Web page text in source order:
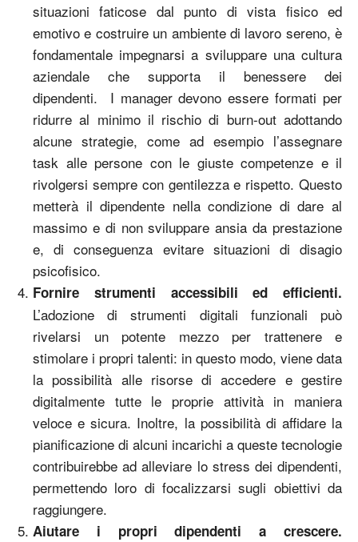
situazioni faticose dal punto di vista fisico ed
emotivo e costruire un ambiente di lavoro sereno, è
fondamentale impegnarsi a sviluppare una cultura
aziendale che supporta il benessere dei
dipendenti. I manager devono essere formati per
ridurre al minimo il rischio di burn-out adottando
alcune strategie, come ad esempio l’assegnare
task alle persone con le giuste competenze e il
rivolgersi sempre con gentilezza e rispetto. Questo
metterà il dipendente nella condizione di dare al
massimo e di non sviluppare ansia da prestazione
e, di conseguenza evitare situazioni di disagio
psicofisico.
Fornire strumenti accessibili ed efficienti.
L’adozione di strumenti digitali funzionali può
rivelarsi un potente mezzo per trattenere e
stimolare i propri talenti: in questo modo, viene data
la possibilità alle risorse di accedere e gestire
digitalmente tutte le proprie attività in maniera
veloce e sicura. Inoltre, la possibilità di affidare la
pianificazione di alcuni incarichi a queste tecnologie
contribuirebbe ad alleviare lo stress dei dipendenti,
permettendo loro di focalizzarsi sugli obiettivi da
raggiungere.
Aiutare i propri dipendenti a crescere.